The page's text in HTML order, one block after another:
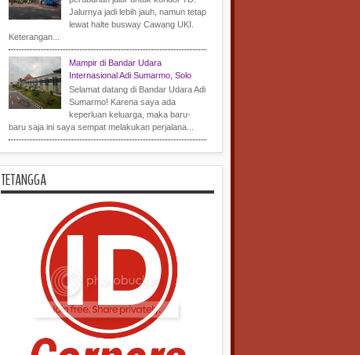
Jalurnya jadi lebih jauh, namun tetap
lewat halte busway Cawang UKI.
Keterangan...
Mampir di Bandar Udara
Internasional Adi Sumarmo, Solo
Selamat datang di Bandar Udara Adi
Sumarmo! Karena saya ada
keperluan keluarga, maka baru-
baru saja ini saya sempat melakukan perjalana...
TETANGGA